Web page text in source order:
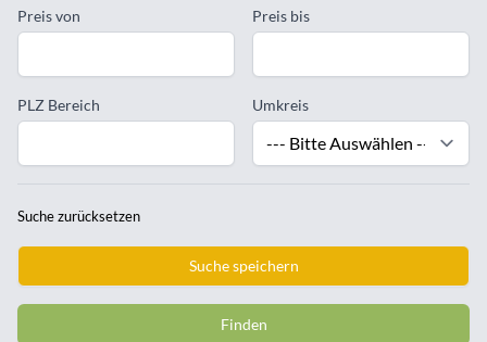
Preis von Preis bis
PLZ Bereich Umkreis
Suche zurücksetzen
Suche speichern
Finden